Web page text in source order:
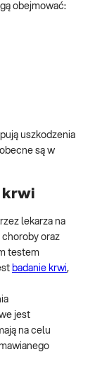
obejmować:
uszkodzenia
są w
krwi
lekarza na
oraz
testem
badanie krwi,
jest
na celu